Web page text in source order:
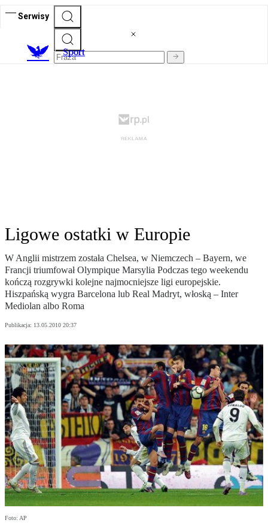
Serwisy
Sport
Ligowe ostatki w Europie
W Anglii mistrzem została Chelsea, w Niemczech – Bayern, we
Francji triumfował Olympique Marsylia Podczas tego weekendu
kończą rozgrywki kolejne najmocniejsze ligi europejskie.
Hiszpańską wygra Barcelona lub Real Madryt, włoską – Inter
Mediolan albo Roma
Publikacja: 13.05.2010 20:37
Foto: AP